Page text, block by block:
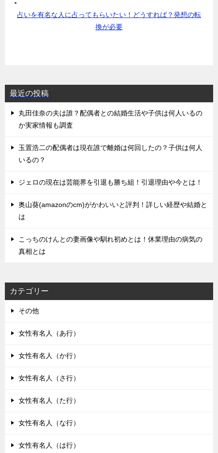
占いを有名な人に占ってもらいたい！どうすれば？発想の転
換が必要
最近の投稿
丸田佳奈の夫は誰？配偶者との結婚生活や子供は何人いるの
か実家情報も調査
玉置浩二の配偶者は現在誰で離婚は何回したの？子供は何人
いるの？
ジェロの現在は芸能界を引退も勝ち組！引退理由や今とは！
奥山葵(amazonのcm)がかわいいと評判！詳しい経歴や結婚と
は
こっちのけんとの妻画像や馴れ初めとは！休業理由の病気の
真相とは
カテゴリー
その他
女性有名人（あ行）
女性有名人（か行）
女性有名人（さ行）
女性有名人（た行）
女性有名人（な行）
女性有名人（は行）